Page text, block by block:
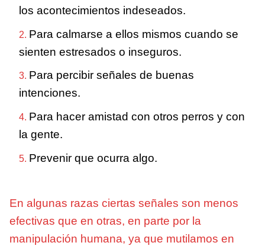
los acontecimientos indeseados.
Para calmarse a ellos mismos cuando se
sienten estresados o inseguros.
Para percibir señales de buenas
intenciones.
Para hacer amistad con otros perros y con
la gente.
Prevenir que ocurra algo.
En algunas razas ciertas señales son menos
efectivas que en otras, en parte por la
manipulación humana, ya que mutilamos en